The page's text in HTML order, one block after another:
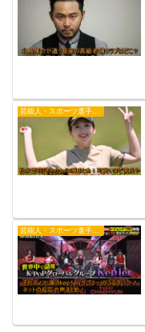
芸能人・スポーツ選手・有名人